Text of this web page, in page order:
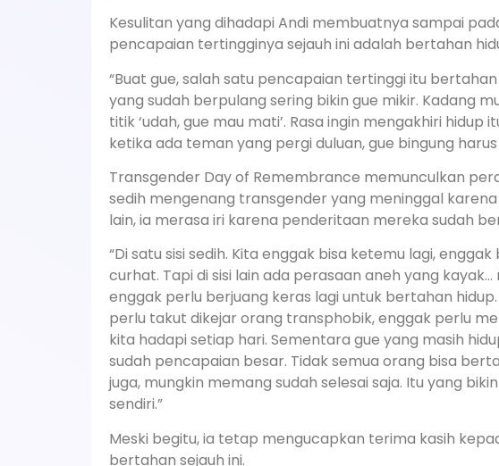
Kesulitan yang dihadapi Andi membuatnya sampai
pencapaian tertingginya sejauh ini adalah bertahan
“Buat gue, salah satu pencapaian tertinggi itu
yang sudah berpulang sering bikin gue mikir. Kadang
titik ‘udah, gue mau mati’. Rasa ingin mengakhiri hidup
ketika ada teman yang pergi duluan, gue bingung
Transgender Day of Remembrance memunculkan
sedih mengenang transgender yang meninggal
lain, ia merasa iri karena penderitaan mereka sudah
“Di satu sisi sedih. Kita enggak bisa ketemu lagi,
curhat. Tapi di sisi lain ada perasaan aneh yang
enggak perlu berjuang keras lagi untuk bertahan
perlu takut dikejar orang transphobik, enggak perlu
kita hadapi setiap hari. Sementara gue yang masih
sudah pencapaian besar. Tidak semua orang bisa
juga, mungkin memang sudah selesai saja. Itu yang
sendiri.”
Meski begitu, ia tetap mengucapkan terima kasih
bertahan sejauh ini.